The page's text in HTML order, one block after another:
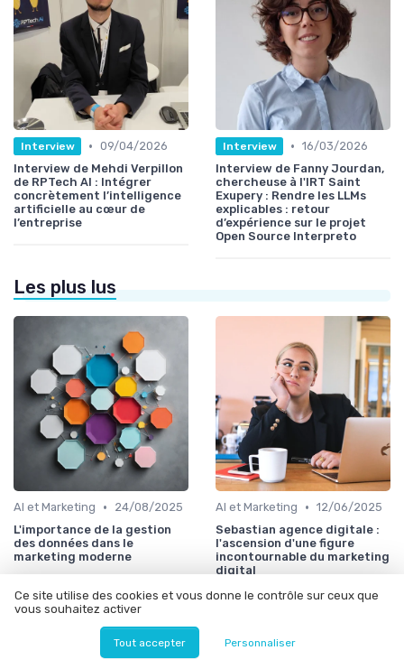
Interview • 09/04/2026
Interview de Mehdi Verpillon
de RPTech AI : Intégrer
concrètement l’intelligence
artificielle au cœur de
l’entreprise
Interview • 16/03/2026
Interview de Fanny Jourdan,
chercheuse à l'IRT Saint
Exupery : Rendre les LLMs
explicables : retour
d’expérience sur le projet
Open Source Interpreto
Les plus lus
AI et Marketing •
24/08/2025
L'importance de la gestion
des données dans le
marketing moderne
AI et Marketing • 12/06/2025
Sebastian agence digitale :
l'ascension d'une figure
incontournable du marketing
digital
Ce site utilise des cookies et vous donne le contrôle sur ceux que
vous souhaitez activer
Tout accepter Personnaliser